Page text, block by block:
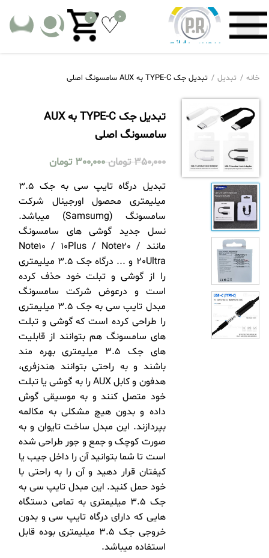
0
0
خانه تبدیل تبدیل جک TYPE-C به AUX سامسونگ اصلی
تبدیل جک TYPE-C به AUX
سامسونگ اصلی
350,000 تومان 300,000 تومان
تبدیل درگاه تایپ سی به جک 3.5
میلیمتری محصول اورجینال شرکت
سامسونگ (Samsumg) میباشد.
نسل جدید گوشی های سامسونگ
مانند Note10 / 10Plus / Note20 /
20Ultra و ... درگاه جک 3.5 میلیمتری
را از گوشی و تبلت خود حذف کرده
است و درعوض شرکت سامسونگ
مبدل تایپ سی به جک 3.5 میلیمتری
را طراحی کرده است که گوشی و تبلت
های سامسونگ هم بتوانند از قابلیت
های جک 3.5 میلیمتری بهره مند
باشند و به راحتی بتوانند هندزفری،
هدفون و کابل AUX را به گوشی یا تبلت
خود متصل کنند و به موسیقی گوش
داده و بدون هیچ مشکلی به مکالمه
بپردازند. این مبدل ساخت تایوان و به
صورت کوچک و جمع و جور طراحی شده
است تا شما بتوانید آن را داخل جیب یا
کیفتان قرار دهید و آن را به راحتی با
خود حمل کنید. این مبدل تایپ سی به
جک 3.5 میلیمتری به تمامی دستگاه
هایی که دارای درگاه تایپ سی و بدون
خروجی جک 3.5 میلیمتری بوده قابل
استفاده میباشد.